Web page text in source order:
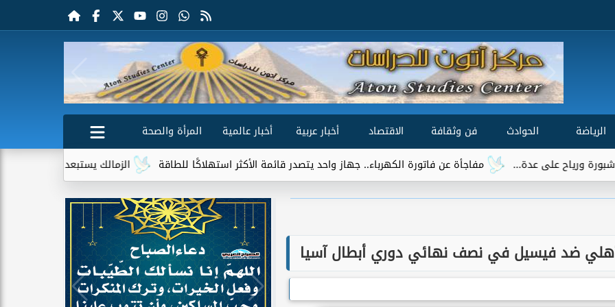
الرياضة الحوادث فن وثقافة الاقتصاد أخبار عربية أخبار عالمية
المرأة والصحة
الزمالك يستبعد 4 لاعبين شباب من حساباته في الموسم الجديد
مفاجأة عن فاتورة الكهرباء.. جهاز واحد يتصدر قائمة الأكثر استهلاكًا للطاقة
ضد فيسيل في نصف نهائي دوري أبطال آسيا